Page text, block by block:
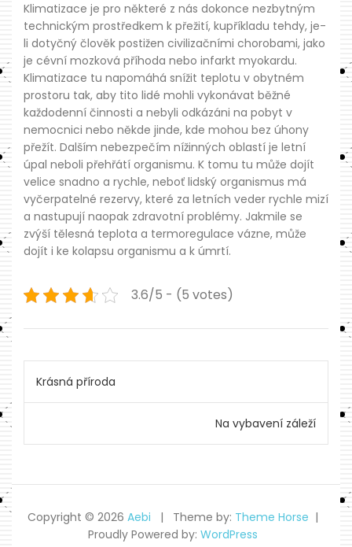
Klimatizace je pro některé z nás dokonce nezbytným
technickým prostředkem k přežití, kupříkladu tehdy, je-
li dotyčný člověk postižen civilizačními chorobami, jako
je cévní mozková příhoda nebo infarkt myokardu.
Klimatizace tu napomáhá snížit teplotu v obytném
prostoru tak, aby tito lidé mohli vykonávat běžné
každodenní činnosti a nebyli odkázáni na pobyt v
nemocnici nebo někde jinde, kde mohou bez úhony
přežít. Dalším nebezpečím nížinných oblastí je letní
úpal neboli přehřátí organismu. K tomu tu může dojít
velice snadno a rychle, neboť lidský organismus má
vyčerpatelné rezervy, které za letních veder rychle mizí
a nastupují naopak zdravotní problémy. Jakmile se
zvýší tělesná teplota a termoregulace vázne, může
dojít i ke kolapsu organismu a k úmrtí.
3.6/5 - (5 votes)
Navigace
pro
příspěvek
Krásná příroda
Na vybavení záleží
Copyright © 2026 Aebi Theme by: Theme Horse
Proudly Powered by: WordPress